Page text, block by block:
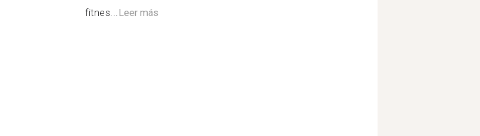
fitnes...Leer más